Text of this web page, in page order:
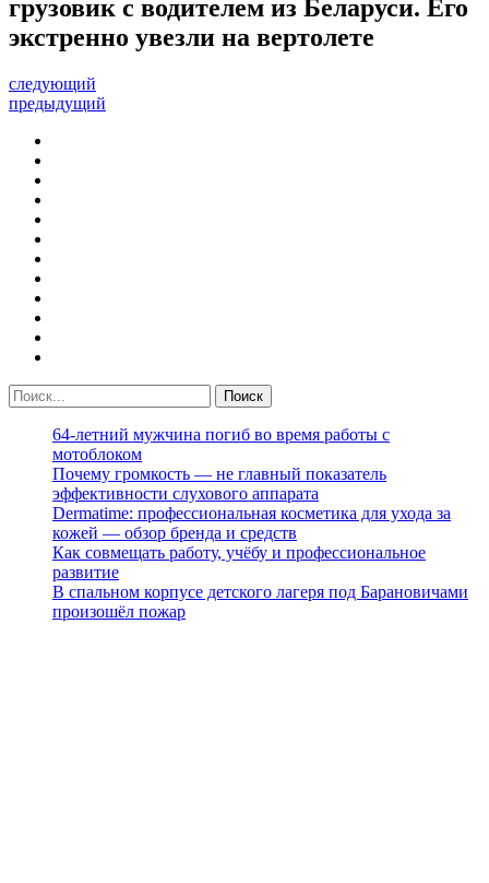
грузовик с водителем из Беларуси. Его
экстренно увезли на вертолете
следующий
предыдущий
64-летний мужчина погиб во время работы с
мотоблоком
Почему громкость — не главный показатель
эффективности слухового аппарата
Dermatime: профессиональная косметика для ухода за
кожей — обзор бренда и средств
Как совмещать работу, учёбу и профессиональное
развитие
В спальном корпусе детского лагеря под Барановичами
произошёл пожар